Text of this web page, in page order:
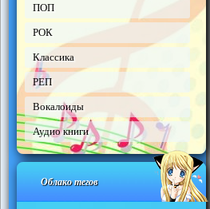
ПОП
РОК
Классика
РЕП
Вокалоиды
Аудио книги
Облако тегов